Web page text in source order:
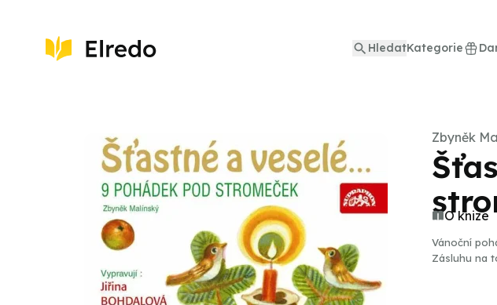
HledatKategorie
Zbyněk
O knize
Vánoční
Zásluhu na